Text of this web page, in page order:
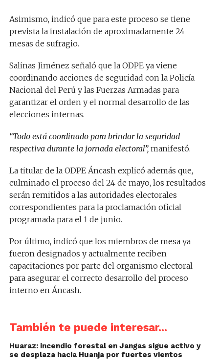
Asimismo, indicó que para este proceso se tiene
prevista la instalación de aproximadamente 24
mesas de sufragio.
Salinas Jiménez señaló que la ODPE ya viene
coordinando acciones de seguridad con la Policía
Nacional del Perú y las Fuerzas Armadas para
garantizar el orden y el normal desarrollo de las
elecciones internas.
“Todo está coordinado para brindar la seguridad
respectiva durante la jornada electoral”, manifestó.
La titular de la ODPE Áncash explicó además que,
culminado el proceso del 24 de mayo, los resultados
serán remitidos a las autoridades electorales
correspondientes para la proclamación oficial
programada para el 1 de junio.
Por último, indicó que los miembros de mesa ya
fueron designados y actualmente reciben
capacitaciones por parte del organismo electoral
para asegurar el correcto desarrollo del proceso
interno en Áncash.
También te puede interesar...
Huaraz: incendio forestal en Jangas sigue activo y
se desplaza hacia Huanja por fuertes vientos